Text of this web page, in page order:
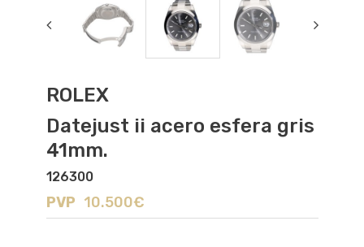
ROLEX
Datejust ii acero esfera gris
41mm.
126300
PVP 10.500€